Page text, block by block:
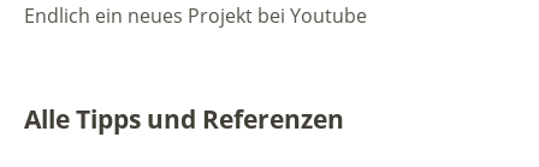
Endlich ein neues Projekt bei Youtube
Alle Tipps und Referenzen